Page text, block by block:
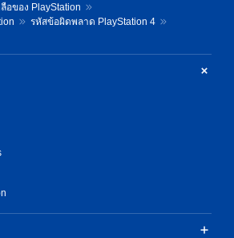
อของ PlayStation
รหัสข้อผิดพลาด PlayStation 4